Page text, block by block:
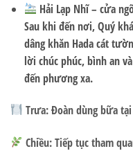
Hải Lạp Nhĩ– cửa
Sau khi đến nơi, Quý
dâng khăn Hada cát
lời chúc phúc, bình an
đến phương xa.
Trưa:Đoàn dùng bữa
Chiều: Tiếp tục tham